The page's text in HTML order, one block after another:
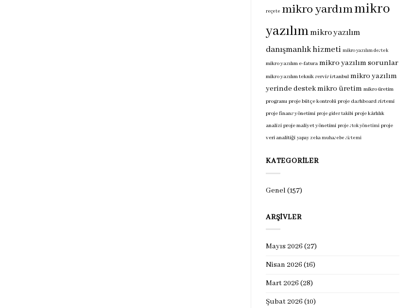
reçete mikro yardımmikro
yazılımmikro yazılım
danışmanlık hizmeti mikro yazılım destek
mikro yazılım e-fatura mikro yazılım sorunlar
mikro yazılım teknik servis istanbul mikro yazılım
yerinde destekmikro üretim mikro üretim
programı proje bütçe kontrolü proje dashboard sistemi
proje finans yönetimi proje gider takibi proje kârlılık
analizi proje maliyet yönetimi proje stok yönetimi proje
veri analitiği yapay zeka muhasebe sistemi
KATEGORILER
Genel(157)
ARŞIVLER
Mayıs 2026 (27)
Nisan 2026 (16)
Mart 2026 (28)
Şubat 2026 (10)